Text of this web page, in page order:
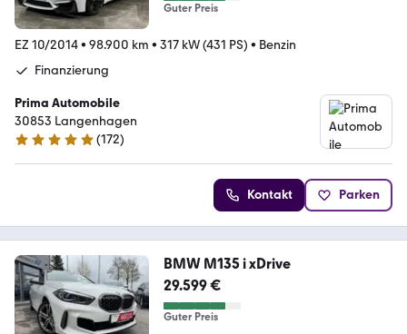
Guter Preis
EZ 10/2014• 98.900 km • 317 kW (431 PS) • Benzin
Finanzierung
Prima Automobile
30853 Langenhagen
4.9 Sterne
(172)
Kontakt Parken
BMW M135 i xDrive
29.599 €
Guter Preis